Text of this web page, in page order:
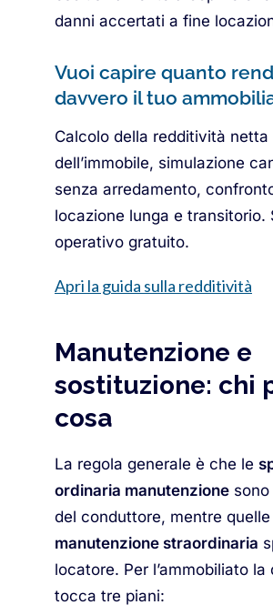
danni accertati a fine
Vuoi capire quanto
davvero il tuo
Calcolo della redditività netta
dell’immobile, simulazione
senza arredamento,
locazione lunga e transitorio.
operativo gratuito.
Apri la guida sulla redditività
Manutenzione e
sostituzione: chi
cosa
La regola generale è che le
ordinaria manutenzione
del conduttore, mentre quelle
manutenzione straordinaria
locatore. Per l’ammobiliato la
tocca tre piani: